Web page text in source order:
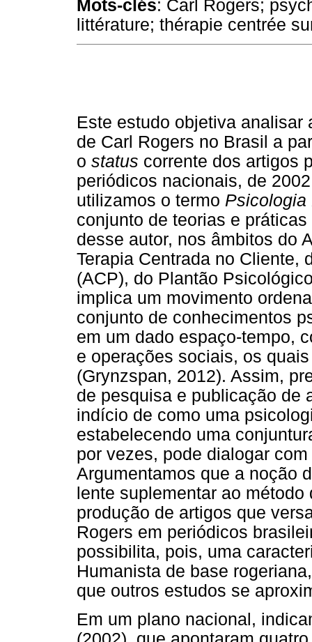
Mots-clés: Carl Rogers;
littérature; thérapie centrée
Este estudo objetiva
de Carl Rogers no Brasil a
o status corrente dos artigos
periódicos nacionais, de
utilizamos o termo Psicologia
conjunto de teorias e
desse autor, nos âmbitos do
Terapia Centrada no Cliente,
(ACP), do Plantão
implica um movimento
conjunto de conhecimentos
em um dado espaço-tempo,
e operações sociais, os
(Grynzspan, 2012). Assim,
de pesquisa e publicação de
indício de como uma
estabelecendo uma
por vezes, pode dialogar
Argumentamos que a noção
lente suplementar ao
produção de artigos que
Rogers em periódicos
possibilita, pois, uma
Humanista de base
que outros estudos se
Em um plano nacional,